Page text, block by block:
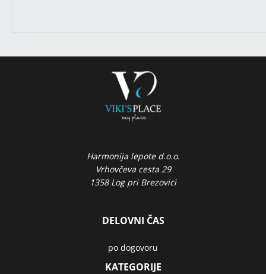
Harmonija lepote d.o.o.
Vrhovčeva cesta 29
1358 Log pri Brezovici
DELOVNI ČAS
po dogovoru
KATEGORIJE